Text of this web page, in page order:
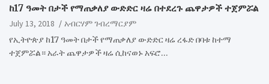
ከ17 ዓመት በታች የማጠቃለያ ውድድር ዛሬ በተደረጉ ጨዋታዎች ተጀምሯል
July 13, 2018
አብርሃም ገብረማርያም
የኢትዮጵያ ከ17 ዓመት በታች የማጠቃለያ ውድድር ዛሬ ረፋድ በባቱ ከተማ
ተጀምሯል። አራት ጨዋታዎች ዛሬ ሲከናወኑ አፍሮ…